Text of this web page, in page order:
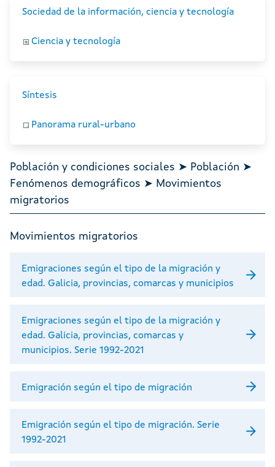
Sociedad de la información, ciencia y tecnología
Ciencia y tecnología
Síntesis
Panorama rural-urbano
Población y condiciones sociales ➤ Población ➤
Fenómenos demográficos ➤ Movimientos
migratorios
Movimientos migratorios
Emigraciones según el tipo de la migración y
edad. Galicia, provincias, comarcas y municipios
Emigraciones según el tipo de la migración y
edad. Galicia, provincias, comarcas y
municipios. Serie 1992-2021
Emigración según el tipo de migración
Emigración según el tipo de migración. Serie
1992-2021